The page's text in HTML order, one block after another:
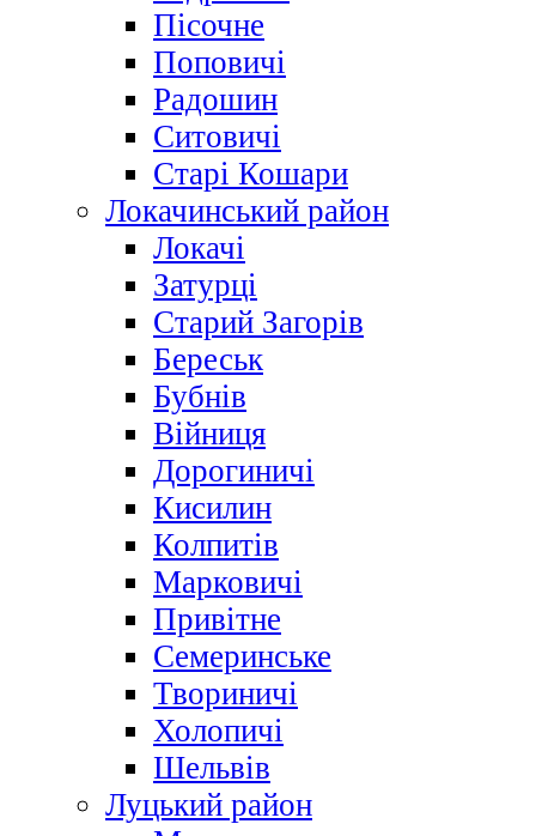
Пісочне
Поповичі
Радошин
Ситовичі
Старі Кошари
Локачинський район
Локачі
Затурці
Старий Загорів
Береськ
Бубнів
Війниця
Дорогиничі
Кисилин
Колпитів
Марковичі
Привітне
Семеринське
Твориничі
Холопичі
Шельвів
Луцький район